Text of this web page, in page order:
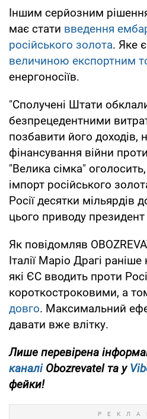
Іншим серйозним
має стати введення
російського золота. Яке є
величиною експортним
енергоносіїв.
"Сполучені Штати
безпрецедентними
позбавити його доходів,
фінансування війни
"Велика сімка"
імпорт російського
Росії десятки мільярдів
цього приводу
Як повідомляв
Італії Маріо Драгі
які ЄС вводить проти
короткостроковими, а
довго. Максимальний
давати вже влітку.
Лише перевірена
каналіObozrevatel та у
фейки!